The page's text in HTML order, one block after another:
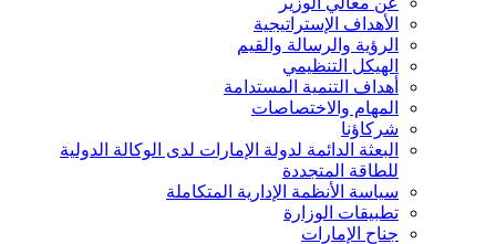
الأهداف الإستراتيجية
الرؤية والرسالة والقيم
الهيكل التنظيمي
أهداف التنمية المستدامة
المهام والاختصاصات
شركاؤنا
البعثة الدائمة لدولة الإمارات لدى الوكالة الدولية
للطاقة المتجددة
سياسة الأنظمة الإدارية المتكاملة
تطبيقات الوزارة
جناح الإمارات